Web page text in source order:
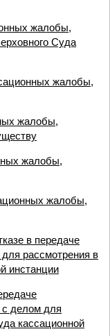
жалобы,
Суда
жалобы,
жалобы,
жалобы,
жалобы,
в передаче
рассмотрения в
инстанции
с делом для
кассационной